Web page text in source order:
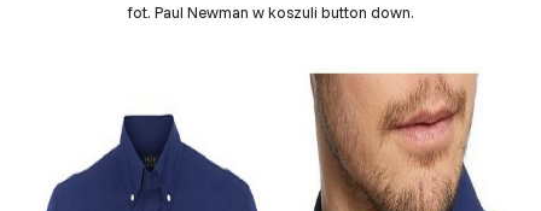
fot. Paul Newman w koszuli button down.